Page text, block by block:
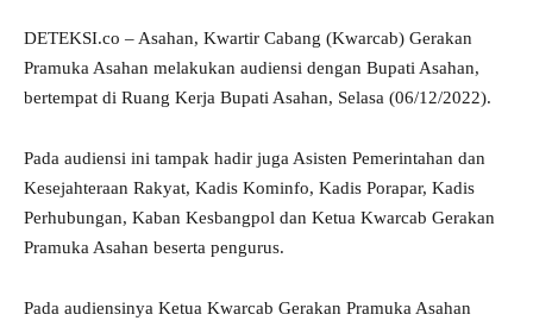
DETEKSI.co – Asahan, Kwartir Cabang (Kwarcab) Gerakan
Pramuka Asahan melakukan audiensi dengan Bupati Asahan,
bertempat di Ruang Kerja Bupati Asahan, Selasa (06/12/2022).
Pada audiensi ini tampak hadir juga Asisten Pemerintahan dan
Kesejahteraan Rakyat, Kadis Kominfo, Kadis Porapar, Kadis
Perhubungan, Kaban Kesbangpol dan Ketua Kwarcab Gerakan
Pramuka Asahan beserta pengurus.
Pada audiensinya Ketua Kwarcab Gerakan Pramuka Asahan